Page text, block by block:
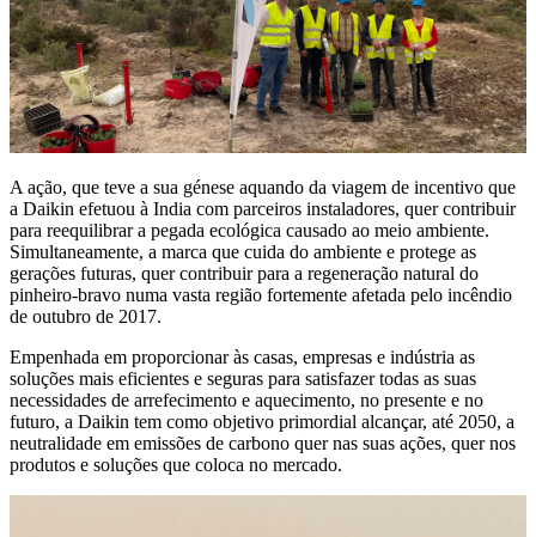
A ação, que teve a sua génese aquando da viagem de incentivo que
a Daikin efetuou à India com parceiros instaladores, quer contribuir
para reequilibrar a pegada ecológica causado ao meio ambiente.
Simultaneamente, a marca que cuida do ambiente e protege as
gerações futuras, quer contribuir para a regeneração natural do
pinheiro-bravo numa vasta região fortemente afetada pelo incêndio
de outubro de 2017.
Empenhada em proporcionar às casas, empresas e indústria as
soluções mais eficientes e seguras para satisfazer todas as suas
necessidades de arrefecimento e aquecimento, no presente e no
futuro, a Daikin tem como objetivo primordial alcançar, até 2050, a
neutralidade em emissões de carbono quer nas suas ações, quer nos
produtos e soluções que coloca no mercado.